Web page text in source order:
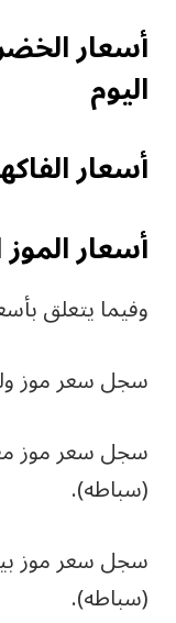
أسعار
اليوم
أسعار
أسعار الموز
وفيما يتعلق
سجل سعر موز وليم 22 : 30 جنيهًا
(سباطه).
(سباطه).